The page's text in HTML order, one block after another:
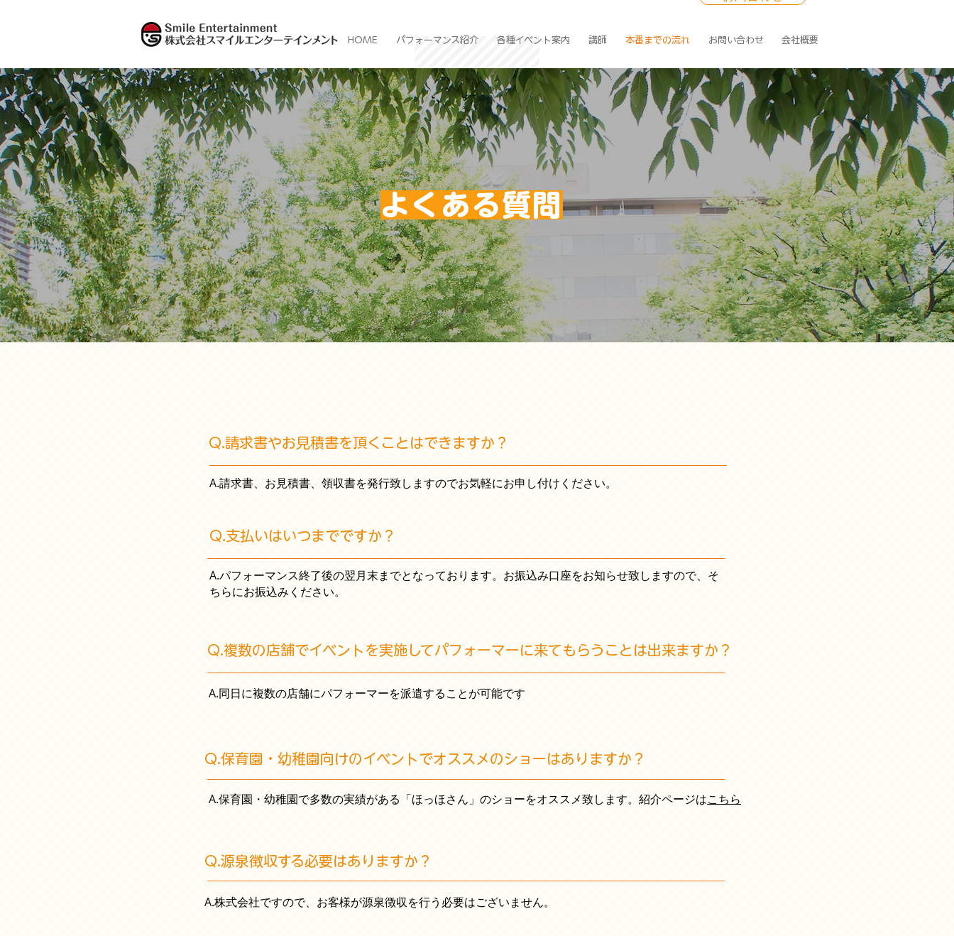
HOME パフォーマンス紹介 各種イベント案内 講師 本番までの流れ お問い合わせ 会社概要
​よくある質問
Q.請求書やお見積書を頂くことはできますか？
A.請求書、お見積書、領収書を発行致しますのでお気軽にお申し付けください。
Q.支払いはいつまでですか？
A.パフォーマンス終了後の翌月末までとなっております。お振込み口座をお知らせ致しますので、そ
ちらにお振込みください。
Q.複数の店舗でイベントを実施してパフォーマーに来てもらうことは出来ますか？
A.同日に複数の店舗にパフォーマーを派遣することが可能です
Q.保育園・幼稚園向けのイベントでオススメのショーはありますか？
A.保育園・幼稚園で多数の実績がある「ほっほさん」のショーをオススメ致します。紹介ページはこちら
Q.源泉徴収する必要はありますか？
A.株式会社ですので、お客様が源泉徴収を行う必要はございません。